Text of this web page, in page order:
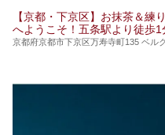
【京都・下京区】お抹茶＆練
へようこそ！五条駅より徒歩1
京都府京都市下京区万寿寺町135 ベル